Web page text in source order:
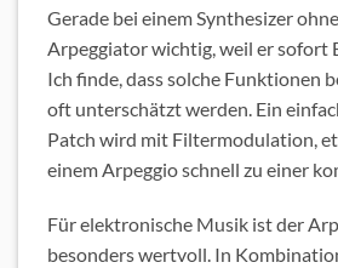
Gerade bei einem Synthesizer
Arpeggiator wichtig, weil er sofort
Ich finde, dass solche Funktionen
oft unterschätzt werden. Ein
Patch wird mit Filtermodulation,
einem Arpeggio schnell zu einer
Für elektronische Musik ist der
besonders wertvoll. In